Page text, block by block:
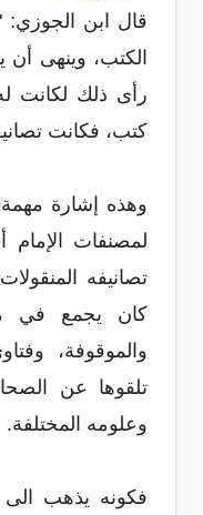
قال ابن الجوزي:
الكتب، وينهى أن
رأى ذلك لكانت
كتب، فكانت
وهذه إشارة
لمصنفات الإمام
تصانيفه
كان يجمع في
والموقوفة،
تلقوها عن
وعلومه المختلفة.
فكونه يذهب الى